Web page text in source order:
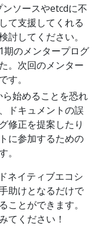
ンソースやetcdに不
て支援してくれる
討してください。
のメンタープログ
。次回のメンター
す。
ら始めることを恐れ
ドキュメントの誤
修正を提案したり
に参加するための
。
ネイティブエコシ
助けとなるだけで
ことができます。
てください！